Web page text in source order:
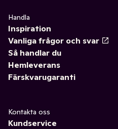
Handla
Inspiration
Vanliga frågor och svar
Så handlar du
Hemleverans
Färskvarugaranti
Kontakta oss
Kundservice